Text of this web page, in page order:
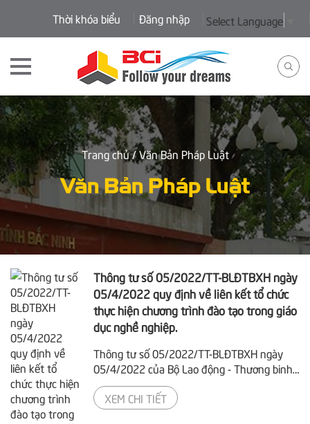
Thời khóa biểu Đăng nhập Select Language
Trang chủ/ Văn Bản Pháp Luật
Văn Bản Pháp Luật
Thông tư số 05/2022/TT-BLĐTBXH ngày
05/4/2022 quy định về liên kết tổ chức
thực hiện chương trình đào tạo trong giáo
dục nghề nghiệp.
Thông tư số 05/2022/TT-BLĐTBXH ngày
05/4/2022 của Bộ Lao động - Thương binh
và Xã hội quy định về liên kết tổ chức thực
hiện chương trình đào tạo trong giáo dục
nghề nghiệp. (Thông tư này có hiệu lực kể
XEM CHI TIẾT